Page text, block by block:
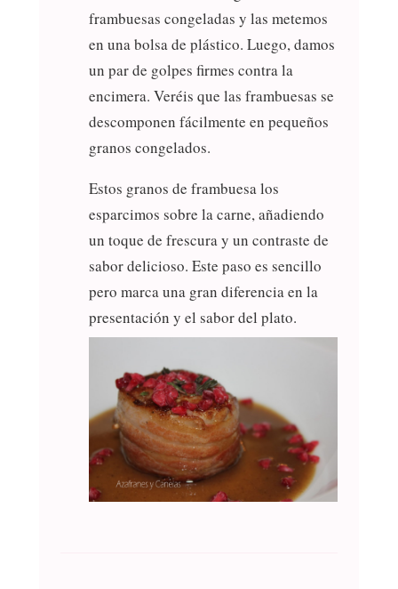
frambuesas congeladas y las metemos
en una bolsa de plástico. Luego, damos
un par de golpes firmes contra la
encimera. Veréis que las frambuesas se
descomponen fácilmente en pequeños
granos congelados.
Estos granos de frambuesa los
esparcimos sobre la carne, añadiendo
un toque de frescura y un contraste de
sabor delicioso. Este paso es sencillo
pero marca una gran diferencia en la
presentación y el sabor del plato.